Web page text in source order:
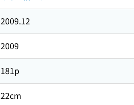
2009.12
2009
181p
22cm